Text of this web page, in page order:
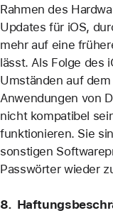
Rahmen des
Updates für iOS,
mehr auf eine
lässt. Als Folge des
Umständen auf
Anwendungen von
nicht kompatibel
funktionieren. Sie
sonstigen
Passwörter wieder
8.